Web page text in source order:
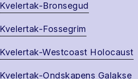
Kvelertak-Bronsegud
Kvelertak-Fossegrim
Kvelertak-Westcoast Holocaust
Kvelertak-Ondskapens Galakse